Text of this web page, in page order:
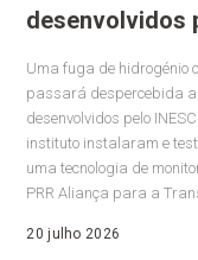
desenvolvidos
Uma fuga de hidrogénio
passará despercebida a
desenvolvidos pelo
instituto instalaram e
uma tecnologia de
PRR Aliança para a
20 julho 2026